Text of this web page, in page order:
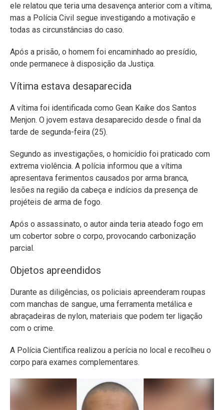
ele relatou que teria uma desavença anterior com a vítima,
mas a Polícia Civil segue investigando a motivação e
todas as circunstâncias do caso.
Após a prisão, o homem foi encaminhado ao presídio,
onde permanece à disposição da Justiça.
Vítima estava desaparecida
A vítima foi identificada como Gean Kaike dos Santos
Menjon. O jovem estava desaparecido desde o final da
tarde de segunda-feira (25).
Segundo as investigações, o homicídio foi praticado com
extrema violência. A polícia informou que a vítima
apresentava ferimentos causados por arma branca,
lesões na região da cabeça e indícios da presença de
projéteis de arma de fogo.
Após o assassinato, o autor ainda teria ateado fogo em
um cobertor sobre o corpo, provocando carbonização
parcial.
Objetos apreendidos
Durante as diligências, os policiais apreenderam roupas
com manchas de sangue, uma ferramenta metálica e
abraçadeiras de nylon, materiais que podem ter ligação
com o crime.
A Polícia Científica realizou a perícia no local e recolheu o
corpo para exames complementares.